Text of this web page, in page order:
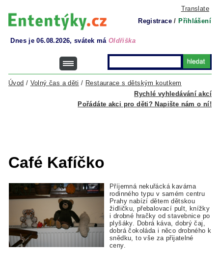
Translate
Registrace / Přihlášení
Dnes je 06.08.2026, svátek má Oldřiška
Rychlé vyhledávání akcí
Úvod / Volný čas a děti / Restaurace s dětským koutkem
Pořádáte akci pro děti? Napište nám o ní!
Café Kafíčko
Příjemná nekuřácká kavárna
rodinného typu v samém centru
Prahy nabízí dětem dětskou
židličku, přebalovací pult, knížky
i drobné hračky od stavebnice po
plyšáky. Dobrá káva, dobrý čaj,
dobrá čokoláda i něco drobného k
snědku, to vše za přijatelné
ceny.